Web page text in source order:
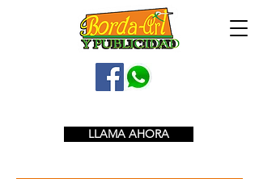
LLAMA AHORA